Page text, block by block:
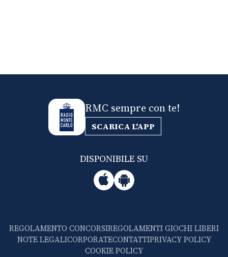
RMC sempre con te!
SCARICA L'APP
DISPONIBILE SU
REGOLAMENTO CONCORSIREGOLAMENTI GIOCHI LIBERI
NOTE LEGALICORPORATECONTATTIPRIVACY POLICY
COOKIE POLICY